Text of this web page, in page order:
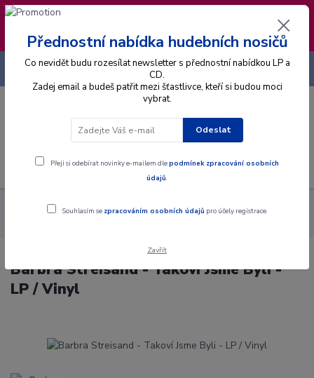
❣️ Od 4.8. do 13.8. čerpám dovolenou. Datum
expedice objednávek se posouvá na pátek
14.8.2026 🐋
Menu
CZK
+420 725 736 293
Alba Gramodesky
Barbra Streisand - Takoví Jsme Byli - LP /
Barbra Streisand - Takoví Jsme Byli -
LP / Vinyl
Přednostní nabídka hudebních nosičů
Co nevidět budu rozesílat newsletter s přednostní nabídkou LP a
CD.
Zadej email a budeš patřit mezi šťastlivce, kteří si budou moci
vybrat.
Odeslat
Přeji si odebírat novinky e-mailem dlepodmínek zpracování osobních
údajů.
Souhlasím se zpracováním osobních údajů pro účely registrace.
Zavřít